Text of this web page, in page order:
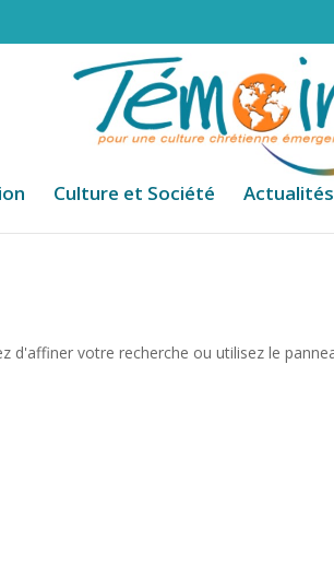
Culture et Société Actualités
d'affiner votre recherche ou utilisez le